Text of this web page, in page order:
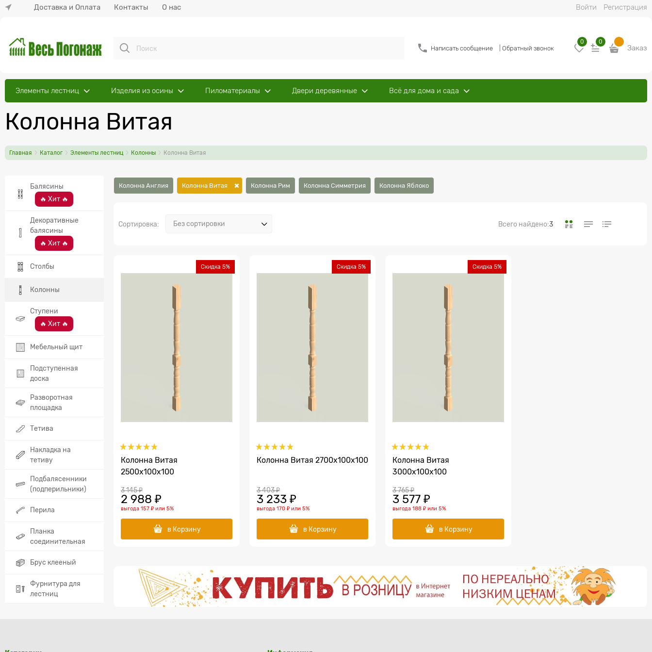
Доставка и Оплата Контакты О нас Войти Регистрация
Написать сообщение Обратный звонок
0 0
Заказ
Элементы лестниц Изделия из осины Пиломатериалы Двери деревянные Всё для дома и сада
Колонна Витая
Главная Каталог Элементы лестниц Колонны Колонна Витая
Балясины
🔥 Хит 🔥
Декоративные
балясины
🔥 Хит 🔥
Столбы
Колонны
Ступени
🔥 Хит 🔥
Мебельный щит
Подступенная
доска
Разворотная
площадка
Тетива
Накладка на
тетиву
Подбалясенники
(подперильники)
Перила
Планка
соединительная
Брус клееный
Фурнитура для
лестниц
Колонна Англия Колонна Витая Колонна Рим Колонна Симметрия Колонна Яблоко
Сортировка: Всего найдено:3
Колонна Витая
2500x100х100
Скидка 5%
3 145 ₽
2 988 ₽
выгода 157 ₽ или 5%
в Корзину
Колонна Витая 2700x100х100
Скидка 5%
3 403 ₽
3 233 ₽
выгода 170 ₽ или 5%
в Корзину
Колонна Витая
3000x100х100
Скидка 5%
3 765 ₽
3 577 ₽
выгода 188 ₽ или 5%
в Корзину